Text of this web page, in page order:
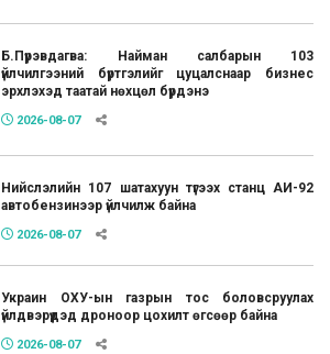
Б.Пүрэвдагва: Найман салбарын 103
үйлчилгээний бүртгэлийг цуцалснаар бизнес
эрхлэхэд таатай нөхцөл бүрдэнэ
2026-08-07
Нийслэлийн 107 шатахуун түгээх станц АИ-92
автобензинээр үйлчилж байна
2026-08-07
Украин ОХУ-ын газрын тос боловсруулах
үйлдвэрүүдэд дроноор цохилт өгсөөр байна
2026-08-07